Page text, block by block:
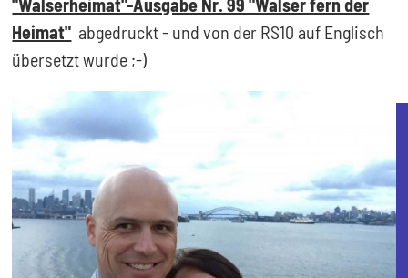
Heimat" abgedruckt - und von der RS10 auf Englisch
übersetzt wurde ;-)